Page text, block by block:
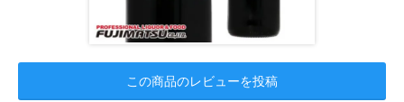
この商品のレビューを投稿